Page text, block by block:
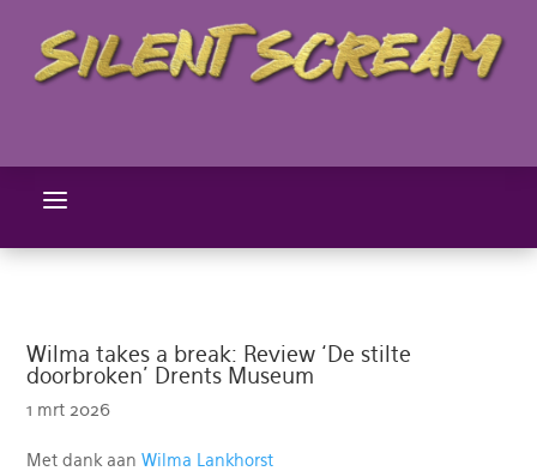
a
Wilma takes a break: Review ‘De stilte
doorbroken’ Drents Museum
1 mrt 2026
Met dank aanWilma Lankhorst